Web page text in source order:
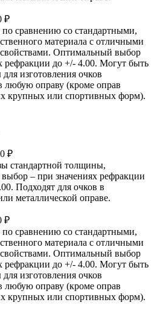
₽
по сравнению со стандартными,
материала с отличными
Оптимальный выбор
рефракции до +/- 4.00. Могут быть
изготовления очков
любую оправу (кроме оправ
крупных или спортивных форм).
0 ₽
стандартной толщины,
– при значениях рефракции
Подходят для очков в
металлической оправе.
₽
по сравнению со стандартными,
материала с отличными
Оптимальный выбор
рефракции до +/- 4.00. Могут быть
изготовления очков
любую оправу (кроме оправ
крупных или спортивных форм).